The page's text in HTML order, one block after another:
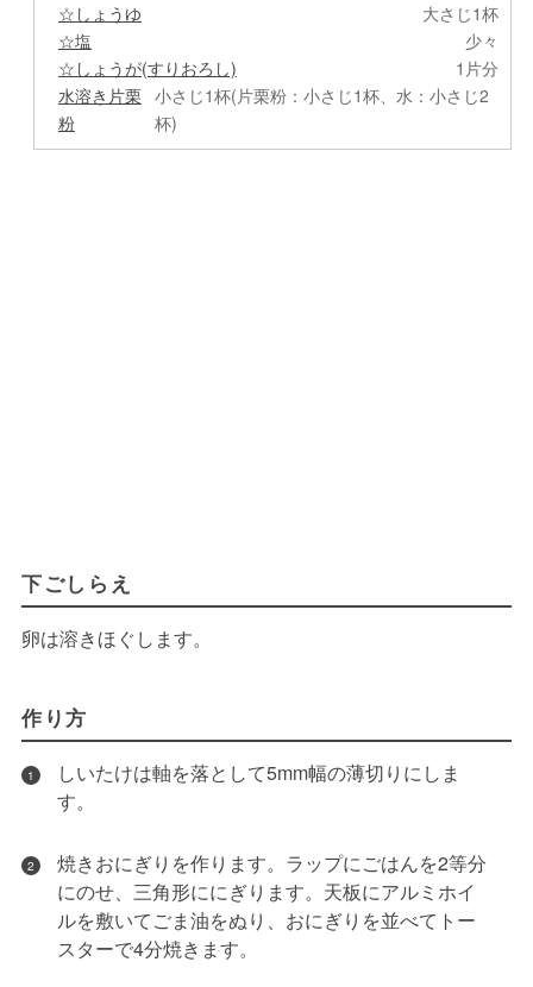
☆しょうゆ
大さじ1杯
☆塩
少々
☆しょうが(すりおろし)
1片分
水溶き片栗
粉
小さじ1杯(片栗粉：小さじ1杯、水：小さじ2
杯)
下ごしらえ
卵は溶きほぐします。
作り方
1
しいたけは軸を落として5mm幅の薄切りにしま
す。
2
焼きおにぎりを作ります。ラップにごはんを2等分
にのせ、三角形ににぎります。天板にアルミホイ
ルを敷いてごま油をぬり、おにぎりを並べてトー
スターで4分焼きます。